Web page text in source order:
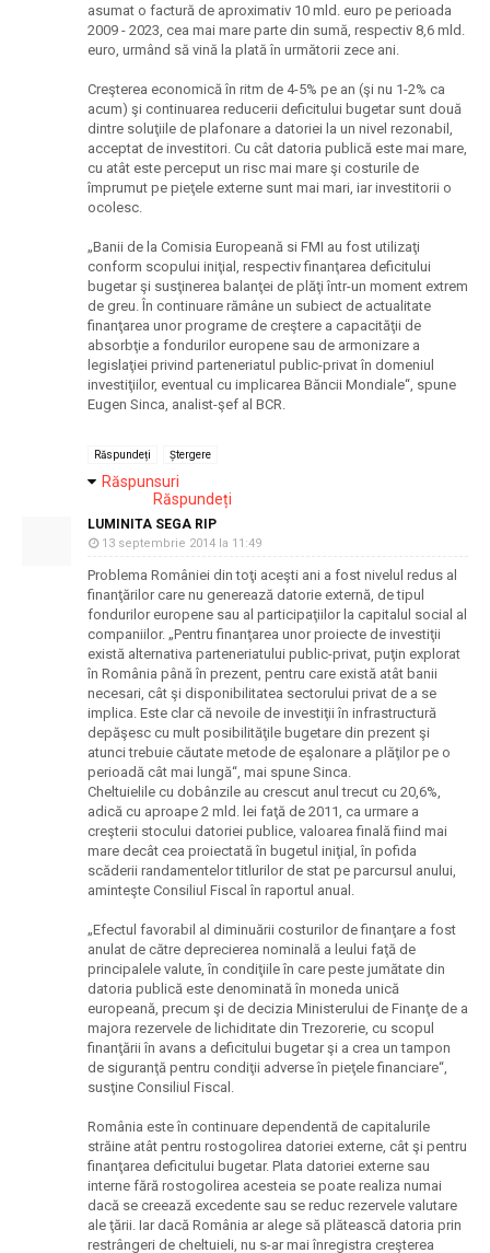
asumat o factură de aproximativ 10 mld. euro pe perioada
2009 - 2023, cea mai mare parte din sumă, respectiv 8,6 mld.
euro, urmând să vină la plată în următorii zece ani.
Creşterea economică în ritm de 4-5% pe an (şi nu 1-2% ca
acum) şi continuarea reducerii deficitului bugetar sunt două
dintre soluţiile de plafonare a datoriei la un nivel rezonabil,
acceptat de investitori. Cu cât datoria publică este mai mare,
cu atât este perceput un risc mai mare şi costurile de
împrumut pe pieţele externe sunt mai mari, iar investitorii o
ocolesc.
„Banii de la Comisia Europeană si FMI au fost utilizaţi
conform scopului iniţial, respectiv finanţarea deficitului
bugetar şi susţinerea balanţei de plăţi într-un moment extrem
de greu. În continuare rămâne un subiect de actualitate
finanţarea unor programe de creştere a capacităţii de
absorbţie a fondurilor europene sau de armonizare a
legislaţiei privind parteneriatul public-privat în domeniul
investiţiilor, eventual cu implicarea Băncii Mondiale“, spune
Eugen Sinca, analist-şef al BCR.
Răspundeți Ștergere
Răspunsuri
Răspundeți
LUMINITA SEGA RIP
13 septembrie 2014 la 11:49
Problema României din toţi aceşti ani a fost nivelul redus al
finanţărilor care nu generează datorie externă, de tipul
fondurilor europene sau al participaţiilor la capitalul social al
companiilor. „Pentru finanţarea unor proiecte de investiţii
există alternativa parteneriatului public-privat, puţin explorat
în România până în prezent, pentru care există atât banii
necesari, cât şi disponibilitatea sectorului privat de a se
implica. Este clar că nevoile de investiţii în infrastructură
depăşesc cu mult posibilităţile bugetare din prezent şi
atunci trebuie căutate metode de eşalonare a plăţilor pe o
perioadă cât mai lungă“, mai spune Sinca.
Cheltuielile cu dobânzile au crescut anul trecut cu 20,6%,
adică cu aproape 2 mld. lei faţă de 2011, ca urmare a
creşterii stocului datoriei publice, valoarea finală fiind mai
mare decât cea proiectată în bugetul iniţial, în pofida
scăderii randamentelor titlurilor de stat pe parcursul anului,
aminteşte Consiliul Fiscal în raportul anual.
„Efectul favorabil al diminuării costurilor de finanţare a fost
anulat de către deprecierea nominală a leului faţă de
principalele valute, în condiţiile în care peste jumătate din
datoria publică este denominată în moneda unică
europeană, precum şi de decizia Ministerului de Finanţe de a
majora rezervele de lichiditate din Trezorerie, cu scopul
finanţării în avans a deficitului bugetar şi a crea un tampon
de siguranţă pentru condiţii adverse în pieţele financiare“,
susţine Consiliul Fiscal.
România este în continuare dependentă de capitalurile
străine atât pentru rostogolirea datoriei externe, cât şi pentru
finanţarea deficitului bugetar. Plata datoriei externe sau
interne fără rostogolirea acesteia se poate realiza numai
dacă se creează excedente sau se reduc rezervele valutare
ale ţării. Iar dacă România ar alege să plătească datoria prin
restrângeri de cheltuieli, nu s-ar mai înregistra creşterea